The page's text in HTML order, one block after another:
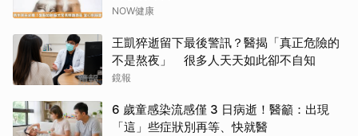
NOW健康
王凱猝逝留下最後警訊？醫揭「真正危險的
不是熬夜」 很多人天天如此卻不自知
鏡報
6 歲童感染流感僅 3 日病逝！醫籲：出現
「這」些症狀別再等、快就醫